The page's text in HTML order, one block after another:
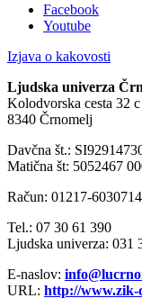
Facebook
Youtube
Izjava o kakovosti
Ljudska univerza
Kolodvorska cesta 32 c
8340 Črnomelj
Davčna št.:
Matična št: 5052467
Račun: 01217-
Tel.: 07 30 61 390
Ljudska univerza: 031
E-naslov:
URL: http://www.zik-